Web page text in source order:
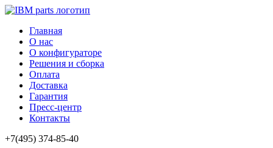
Главная
О нас
О конфигураторе
Решения и сборка
Оплата
Доставка
Гарантия
Пресс-центр
Контакты
+7(495) 374-85-40